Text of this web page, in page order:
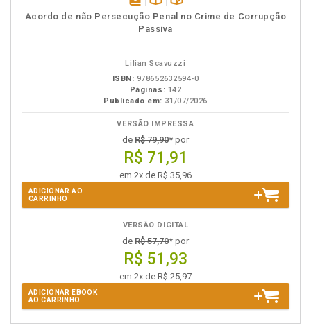
disponível
em
Disponível
na
páginas
Acordo de não Persecução Penal no Crime de Corrupção
Passiva
Lilian Scavuzzi
ISBN: 978652632594-0
Páginas: 142
Publicado em: 31/07/2026
VERSÃO IMPRESSA
de R$ 79,90* por
R$ 71,91
em 2x de R$ 35,96
ADICIONAR AO
CARRINHO
VERSÃO DIGITAL
de R$ 57,70* por
R$ 51,93
em 2x de R$ 25,97
ADICIONAR EBOOK
AO CARRINHO